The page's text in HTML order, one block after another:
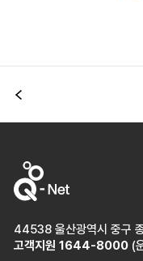
이전
44538 울산광역시 중구
고객지원 1644-8000 (